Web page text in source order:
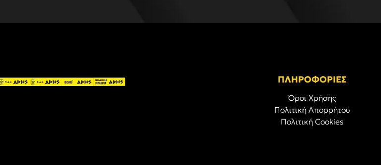
ΠΛΗΡΟΦΟΡΙΕΣ
Όροι Χρήσης
Πολιτική Απορρήτου
Πολιτική Cookies